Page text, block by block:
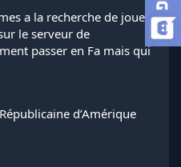
a la recherche de joueur
le serveur de
passer en Fa mais qui
d’Amérique